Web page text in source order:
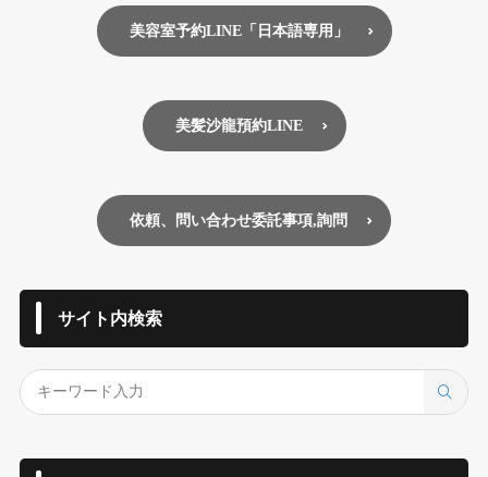
美容室予約LINE「日本語専用」
美髪沙龍預約LINE
依頼、問い合わせ委託事項,詢問
サイト内検索